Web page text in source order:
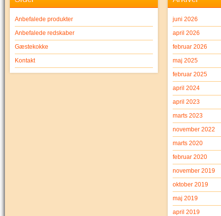
Anbefalede produkter
Anbefalede redskaber
Gæstekokke
Kontakt
juni 2026
april 2026
februar 2026
maj 2025
februar 2025
april 2024
april 2023
marts 2023
november 2022
marts 2020
februar 2020
november 2019
oktober 2019
maj 2019
april 2019